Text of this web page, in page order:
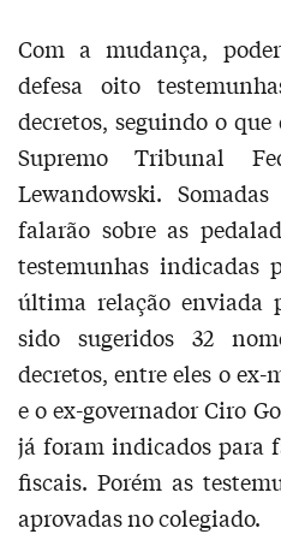
Com a mudança,
defesa oito
decretos, seguindo o
Supremo Tribunal
Lewandowski.
falarão sobre as
testemunhas
última relação enviada
sido sugeridos 32
decretos, entre eles o
e o ex-governador Ciro
já foram indicados para
fiscais. Porém as
aprovadas no colegiado.